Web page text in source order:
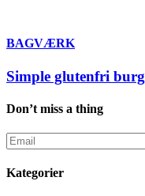
BAGVÆRK
Simple glutenfri
Don’t miss a thing
Kategorier